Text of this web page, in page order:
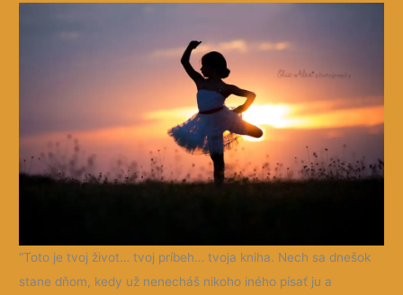
“Toto je tvoj život… tvoj príbeh… tvoja kniha. Nech sa dnešok
stane dňom, kedy už nenecháš nikoho iného písať ju a